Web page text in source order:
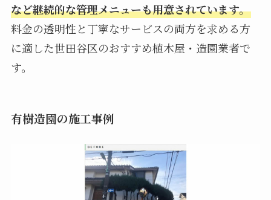
など継続的な管理メニューも用意されています。
料金の透明性と丁寧なサービスの両方を求める方
に適した世田谷区のおすすめ植木屋・造園業者で
す。
有樹造園の施工事例